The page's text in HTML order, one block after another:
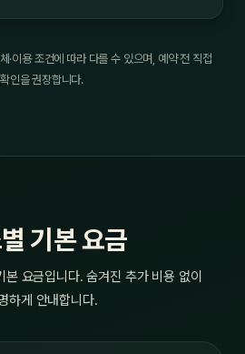
·이용 조건에 따라 다를 수 있으며, 예약 전 직접
확인을 권장합니다.
기본 요금
요금입니다. 숨겨진 추가 비용 없이
하게 안내합니다.